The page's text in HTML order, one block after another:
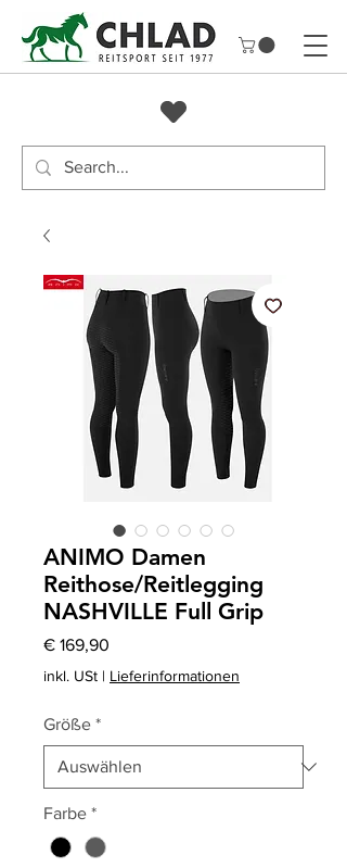
ANIMO Damen
Reithose/Reitlegging
NASHVILLE Full Grip
€ 169,90
inkl. USt | Lieferinformationen
Größe *
Farbe *